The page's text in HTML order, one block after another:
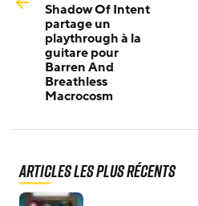
Shadow Of Intent
partage un
playthrough à la
guitare pour
Barren And
Breathless
Macrocosm
Articles les plus récents